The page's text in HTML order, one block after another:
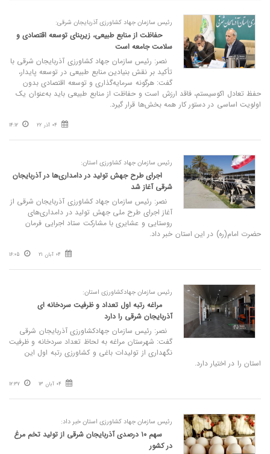
رئیس سازمان جهاد کشاورزی آذربایجان شرقی:
حفاظت از منابع طبیعی، زیربنای توسعه اقتصادی و
سلامت جامعه است
نصر: رئیس سازمان جهاد کشاورزی آذربایجان شرقی با
تأکید بر نقش بنیادین منابع طبیعی در توسعه پایدار،
گفت: هرگونه سرمایه‌گذاری و توسعه اقتصادی بدون
حفظ تعادل اکوسیستم، فاقد ارزش است و حفاظت از منابع طبیعی باید به‌عنوان یک
اولویت اساسی در دستور کار همه بخش‌ها قرار گیرد.
04 آذر 22 14:12
رئیس سازمان جهاد کشاورزی استان:
اجرای طرح جهش تولید در دامداری‌ها در آذربایجان
شرقی آغاز شد
نصر: رئیس سازمان جهاد کشاورزی آذربایجان شرقی از
آغاز اجرای طرح ملی جهش تولید در دامداری‌های
روستایی و عشایری با مشارکت ستاد اجرایی فرمان
حضرت امام(ره) در این استان خبر داد.
04 آبان 21 16:05
رئیس سازمان جهادکشاورزی استان:
مراغه رتبه اول تعداد و ظرفیت سردخانه‌ ای
آذربایجان‌ شرقی را دارد
نصر: رئیس سازمان جهادکشاورزی آذربایجان شرقی
گفت: شهرستان مراغه به لحاظ تعداد سردخانه و ظرفیت
نگهداری از تولیدات باغی و کشاورزی رتبه اول این
استان را در اختیار دارد.
04 آبان 13 12:37
رئیس سازمان جهاد کشاورزی استان خبر داد:
سهم ۱۰ درصدی آذربایجان شرقی از تولید تخم مرغ
در کشور